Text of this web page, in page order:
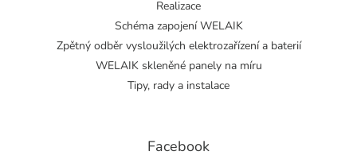
Realizace
Schéma zapojení WELAIK
Zpětný odběr vysloužilých elektrozařízení a baterií
WELAIK skleněné panely na míru
Tipy, rady a instalace
Facebook